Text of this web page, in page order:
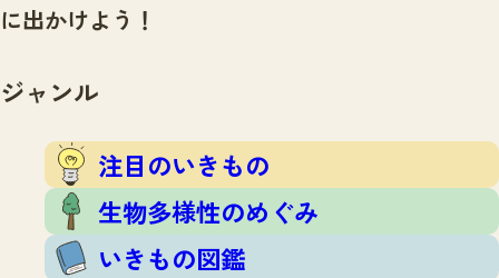
生物多様性のめぐみ
保全アクション
いきもの調査隊
調査レポート
調査結果
ふくおかいきものマップ
マッチング
マッチングTOP
掲載申し込みフォーム
お問合せ
に出かけよう！
ジャンル
注目のいきもの
生物多様性のめぐみ
いきもの図鑑